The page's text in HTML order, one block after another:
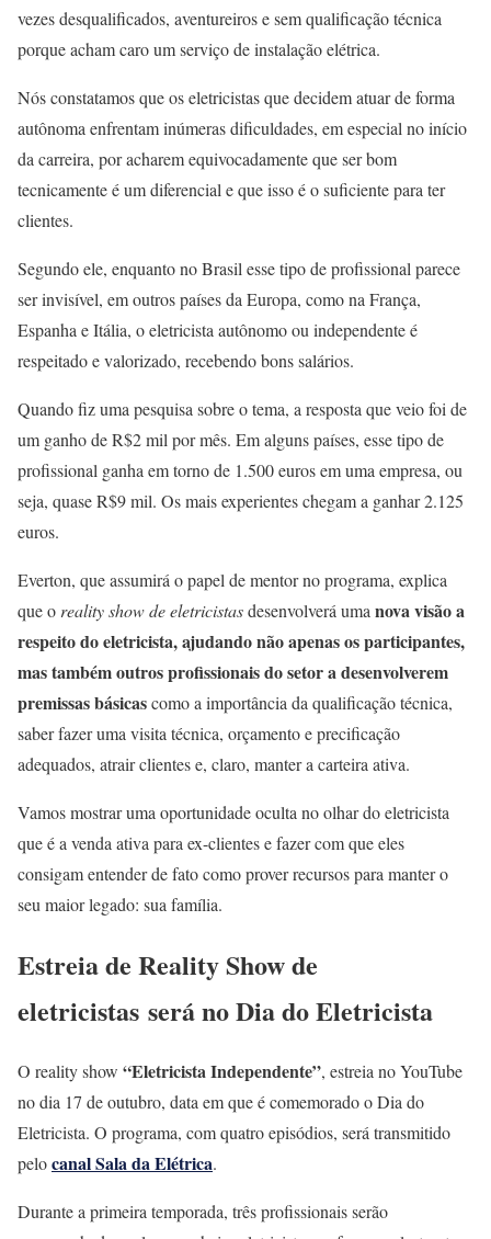
vezes desqualificados, aventureiros e sem qualificação técnica
porque acham caro um serviço de instalação elétrica.
Nós constatamos que os eletricistas que decidem atuar de forma
autônoma enfrentam inúmeras dificuldades, em especial no início
da carreira, por acharem equivocadamente que ser bom
tecnicamente é um diferencial e que isso é o suficiente para ter
clientes.
Segundo ele, enquanto no Brasil esse tipo de profissional parece
ser invisível, em outros países da Europa, como na França,
Espanha e Itália, o eletricista autônomo ou independente é
respeitado e valorizado, recebendo bons salários.
Quando fiz uma pesquisa sobre o tema, a resposta que veio foi de
um ganho de R$2 mil por mês. Em alguns países, esse tipo de
profissional ganha em torno de 1.500 euros em uma empresa, ou
seja, quase R$9 mil. Os mais experientes chegam a ganhar 2.125
euros.
Everton, que assumirá o papel de mentor no programa, explica
que o reality show de eletricistasdesenvolverá uma nova visão a
respeito do eletricista, ajudando não apenas os participantes,
mas também outros profissionais do setor a desenvolverem
premissas básicascomo a importância da qualificação técnica,
saber fazer uma visita técnica, orçamento e precificação
adequados, atrair clientes e, claro, manter a carteira ativa.
Vamos mostrar uma oportunidade oculta no olhar do eletricista
que é a venda ativa para ex-clientes e fazer com que eles
consigam entender de fato como prover recursos para manter o
seu maior legado: sua família.
Estreia de Reality Show de
eletricistas será no Dia do Eletricista
O reality show “Eletricista Independente”, estreia no YouTube
no dia 17 de outubro, data em que é comemorado o Dia do
Eletricista. O programa, com quatro episódios, será transmitido
pelocanal Sala da Elétrica.
Durante a primeira temporada, três profissionais serão